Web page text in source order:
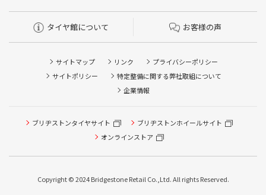
タイヤ館について お客様の声
サイトマップ リンク
プライバシーポリシー
サイトポリシー
特定整備に関する弊社取組について
企業情報
ブリヂストンタイヤサイト
ブリヂストンホイールサイト
オンラインストア
Copyright © 2024 Bridgestone Retail Co.,Ltd. All rights Reserved.
タイヤ点検・安全点検/タイヤ履き替え/オイル交換/その他
ピット作業の予約
本日のタイヤ履き替え順番待ち予約 ※クローク契約会員の